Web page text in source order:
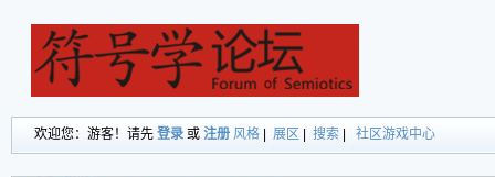
欢迎您：游客！请先 登录 或 注册 风格 展区 搜索 社区游戏中心